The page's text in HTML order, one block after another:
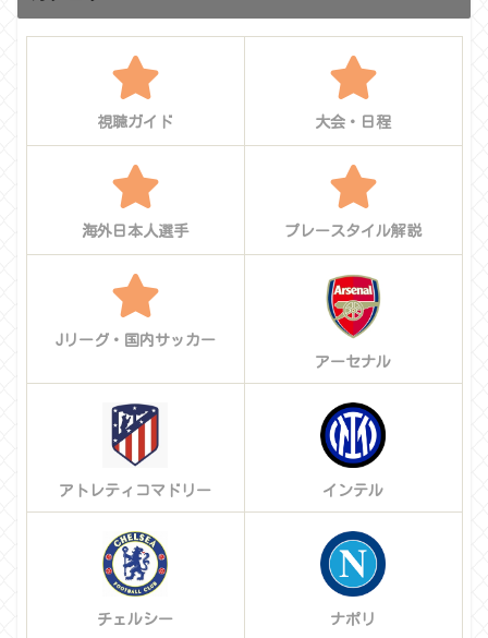
視聴ガイド 大会・日程
海外日本人選手 プレースタイル解説
Jリーグ・国内サッカー
アーセナル
アトレティコマドリー インテル
チェルシー ナポリ